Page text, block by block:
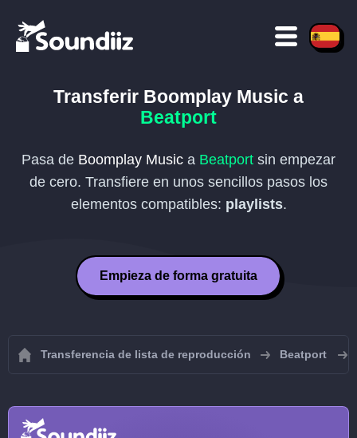
Transferir Boomplay Music a
Beatport
Pasa de Boomplay Music a Beatport sin empezar
de cero. Transfiere en unos sencillos pasos los
elementos compatibles: playlists.
Empieza de forma gratuita
Transferencia de lista de reproducción Beatport